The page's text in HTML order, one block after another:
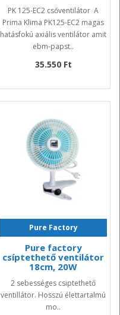
PK 125-EC2 csőventilátor A
Prima Klima PK125-EC2 magas
hatásfokú axiális ventilátor amit
ebm-papst..
35.550 Ft
Pure Factory
Pure factory
csíptethető ventilátor
18cm, 20W
2 sebességes csiptethető
ventillátor. Hosszú élettartalmú
mo..